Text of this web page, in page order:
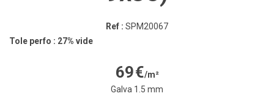
Ref : SPM20067
Tole perfo : 27% vide
69€/m²
Galva 1.5 mm